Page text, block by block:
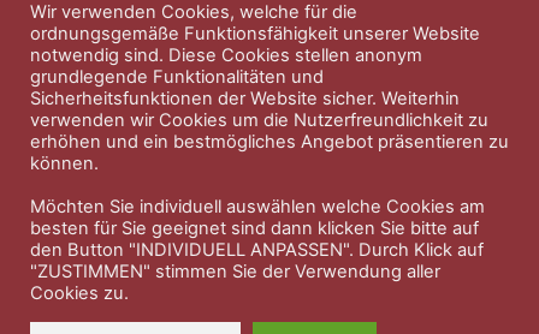
Entdecken Sie die hochwertigen
Nahrungsergänungsprodukte der FirmaNatura Vitalis
Jahn & Partner Versicherungsmakler GmbH-
Versicherungen und Finanzdienstleistungen seit 1986 -
Professioneller Rundumschutz seit über 30 Jahren.
Impressum Nutzungsbedingungen
Datenschutzerklärung
Wir verwenden Cookies, welche für die
ordnungsgemäße Funktionsfähigkeit unserer Website
notwendig sind. Diese Cookies stellen anonym
grundlegende Funktionalitäten und
Sicherheitsfunktionen der Website sicher. Weiterhin
verwenden wir Cookies um die Nutzerfreundlichkeit zu
erhöhen und ein bestmögliches Angebot präsentieren zu
können.
Möchten Sie individuell auswählen welche Cookies am
besten für Sie geeignet sind dann klicken Sie bitte auf
den Button "INDIVIDUELL ANPASSEN". Durch Klick auf
"ZUSTIMMEN" stimmen Sie der Verwendung aller
Cookies zu.